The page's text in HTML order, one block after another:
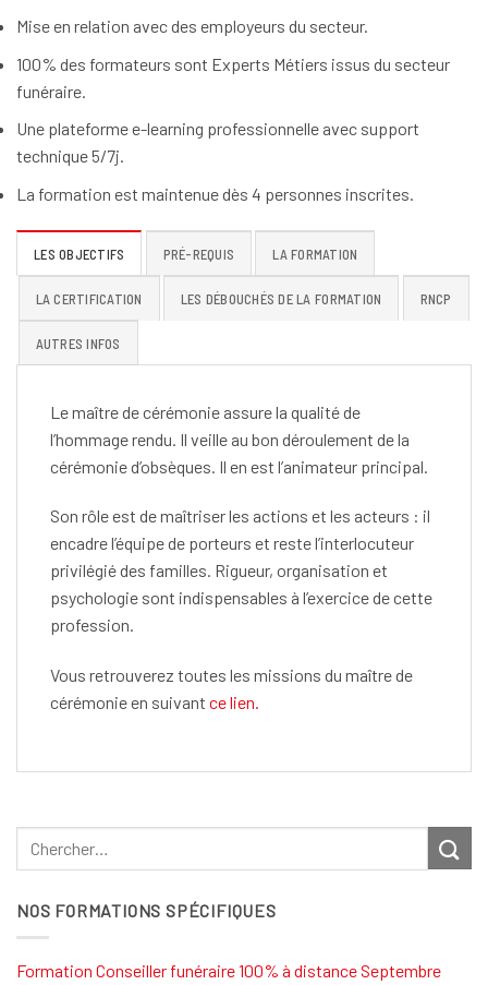
Mise en relation avec des employeurs du secteur.
100% des formateurs sont Experts Métiers issus du secteur
funéraire.
Une plateforme e-learning professionnelle avec support
technique 5/7j.
La formation est maintenue dès 4 personnes inscrites.
LES OBJECTIFS PRÉ-REQUIS LA FORMATION
LA CERTIFICATION LES DÉBOUCHÉS DE LA FORMATION RNCP
AUTRES INFOS
Le maître de cérémonie assure la qualité de
l’hommage rendu. Il veille au bon déroulement de la
cérémonie d’obsèques. Il en est l’animateur principal.
Son rôle est de maîtriser les actions et les acteurs : il
encadre l’équipe de porteurs et reste l’interlocuteur
privilégié des familles. Rigueur, organisation et
psychologie sont indispensables à l’exercice de cette
profession.
Vous retrouverez toutes les missions du maître de
cérémonie en suivant ce lien.
NOS FORMATIONS SPÉCIFIQUES
Formation Conseiller funéraire 100% à distance Septembre